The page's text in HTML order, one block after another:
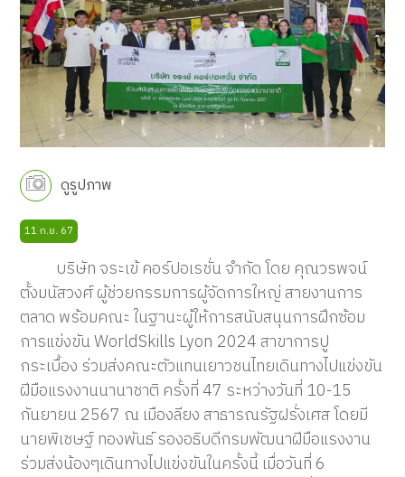
ดูรูปภาพ
11 ก.ย. 67
บริษัท จระเข้ คอร์ปอเรชั่น จำกัด โดย คุณวรพจน์
ตั้งมนัสวงศ์ ผู้ช่วยกรรมการผู้จัดการใหญ่ สายงานการ
ตลาด พร้อมคณะ ในฐานะผู้ให้การสนับสนุนการฝึกซ้อม
การแข่งขัน WorldSkills Lyon 2024 สาขาการปู
กระเบื้อง ร่วมส่งคณะตัวแทนเยาวชนไทยเดินทางไปแข่งขัน
ฝีมือแรงงานนานาชาติ ครั้งที่ 47 ระหว่างวันที่ 10-15
กันยายน 2567 ณ เมืองลียง สาธารณรัฐฝรั่งเศส โดยมี
นายพิเชษฐ์ ทองพันธ์ รองอธิบดีกรมพัฒนาฝีมือแรงงาน
ร่วมส่งน้องๆเดินทางไปแข่งขันในครั้งนี้ เมื่อวันที่ 6